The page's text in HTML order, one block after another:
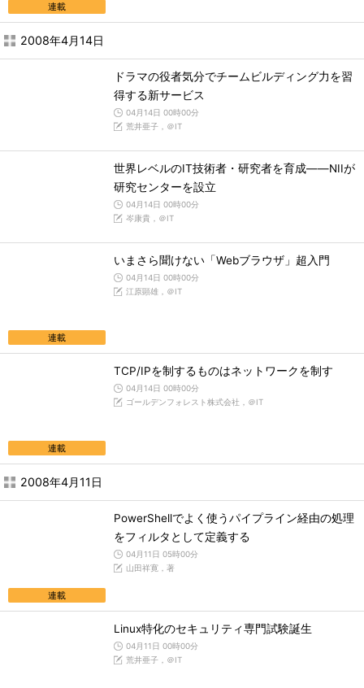
連載
2008年4月14日
ドラマの役者気分でチームビルディング力を習
得する新サービス
04月14日 00時00分
荒井亜子，＠IT
世界レベルのIT技術者・研究者を育成――NIIが
研究センターを設立
04月14日 00時00分
岑康貴，＠IT
連載
いまさら聞けない「Webブラウザ」超入門
04月14日 00時00分
江原顕雄，＠IT
連載
TCP/IPを制するものはネットワークを制す
04月14日 00時00分
ゴールデンフォレスト株式会社，＠IT
2008年4月11日
連載
PowerShellでよく使うパイプライン経由の処理
をフィルタとして定義する
04月11日 05時00分
山田祥寛，著
Linux特化のセキュリティ専門試験誕生
04月11日 00時00分
荒井亜子，＠IT